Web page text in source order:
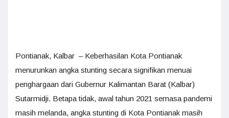
Pontianak, Kalbar – Keberhasilan Kota Pontianak
menurunkan angka stunting secara signifikan menuai
penghargaan dari Gubernur Kalimantan Barat (Kalbar)
Sutarmidji. Betapa tidak, awal tahun 2021 semasa pandemi
masih melanda, angka stunting di Kota Pontianak masih